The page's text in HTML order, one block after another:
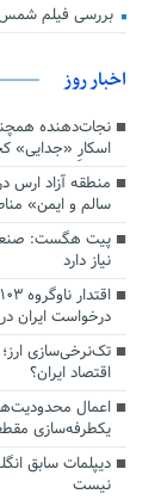
بررسی فیلم
اخبار روز
اسکارِ «جدایی»
منطقه آزاد
سالم و ایمن»
پیت هگست: صنعت
نیاز دارد
درخواست ایران
تک‌نرخی‌سازی
اقتصاد ایران؟
اعمال
یکطرفه‌سازی
دیپلمات سابق
نیست